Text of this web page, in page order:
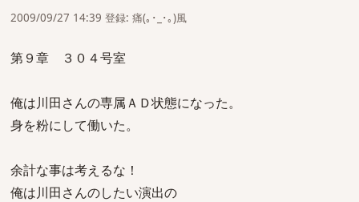
2009/09/27 14:39 登録: 痛(｡･_･｡)風
第９章 ３０４号室
俺は川田さんの専属ＡＤ状態になった。
身を粉にして働いた。
余計な事は考えるな！
俺は川田さんのしたい演出の